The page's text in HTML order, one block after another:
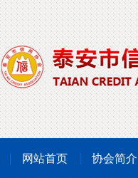
网站首页 协会简介